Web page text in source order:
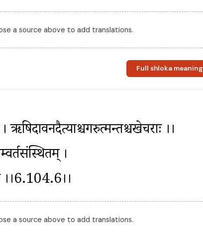
a source above to add translations.
Full shloka meaning
। ऋषिदावनदैत्याश्चगरुत्मन्तश्चखेचराः ।।
।
।।6.104.6।।
a source above to add translations.